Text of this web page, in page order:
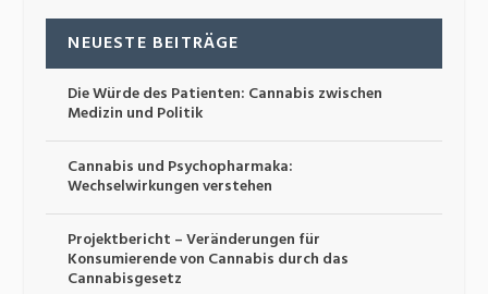
NEUESTE BEITRÄGE
Die Würde des Patienten: Cannabis zwischen
Medizin und Politik
Cannabis und Psychopharmaka:
Wechselwirkungen verstehen
Projektbericht – Veränderungen für
Konsumierende von Cannabis durch das
Cannabisgesetz